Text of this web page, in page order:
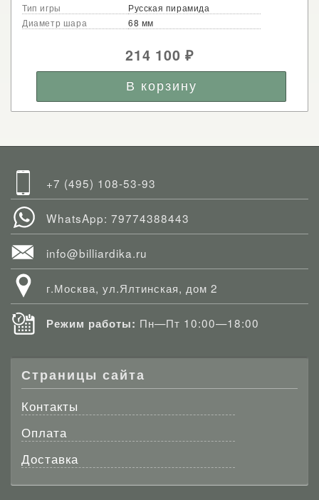
Тип игры
Русская пирамида
Диаметр шара
68 мм
214 100₽
+7 (495) 108-53-93
WhatsApp: 79774388443
info@billiardika.ru
г.Москва, ул.Ялтинская, дом 2
Режим работы: Пн—Пт 10:00—18:00
Страницы сайта
Контакты
Оплата
Доставка